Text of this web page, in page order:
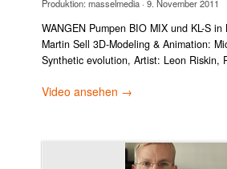
Produktion: masselmedia· 9. November 2011
WANGEN Pumpen BIO MIX und KL-S
Martin Sell 3D-Modeling & Animation:
Synthetic evolution, Artist: Leon Riskin,
Video ansehen →